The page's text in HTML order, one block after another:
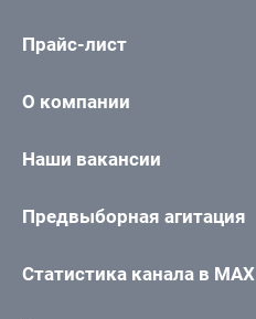
Прайс-лист
О компании
Наши вакансии
Предвыборная агитация
Статистика канала в MAX